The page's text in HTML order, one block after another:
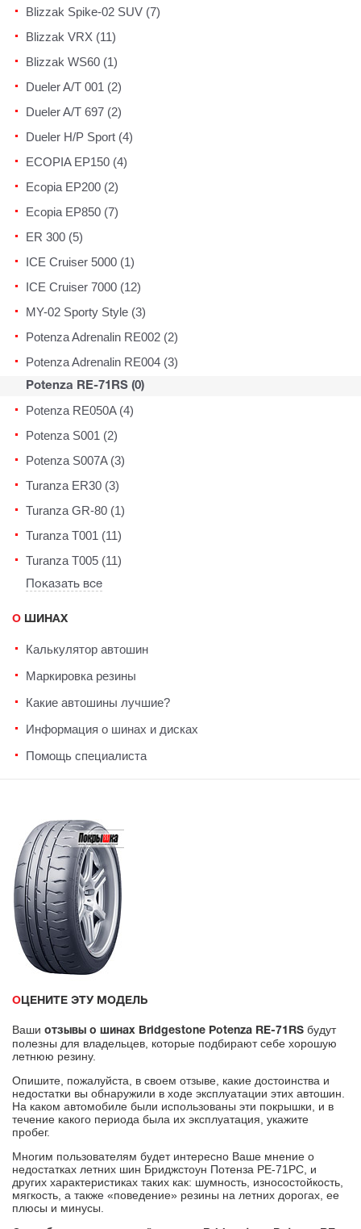
Blizzak Spike-02 SUV (7)
Blizzak VRX (11)
Blizzak WS60 (1)
Dueler A/T 001 (2)
Dueler A/T 697 (2)
Dueler H/P Sport (4)
ECOPIA EP150 (4)
Ecopia EP200 (2)
Ecopia EP850 (7)
ER 300 (5)
ICE Cruiser 5000 (1)
ICE Cruiser 7000 (12)
MY-02 Sporty Style (3)
Potenza Adrenalin RE002 (2)
Potenza Adrenalin RE004 (3)
Potenza RE-71RS (0)
Potenza RE050A (4)
Potenza S001 (2)
Potenza S007A (3)
Turanza ER30 (3)
Turanza GR-80 (1)
Turanza T001 (11)
Turanza T005 (11)
Показать все
О ШИНАХ
Калькулятор автошин
Маркировка резины
Какие автошины лучшие?
Информация о шинах и дисках
Помощь специалиста
ОЦЕНИТЕ ЭТУ МОДЕЛЬ
Ваши отзывы о шинах Bridgestone Potenza RE-71RS будут
полезны для владельцев, которые подбирают себе хорошую
летнюю резину.
Опишите, пожалуйста, в своем отзыве, какие достоинства и
недостатки вы обнаружили в ходе эксплуатации этих автошин.
На каком автомобиле были использованы эти покрышки, и в
течение какого периода была их эксплуатация, укажите
пробег.
Многим пользователям будет интересно Ваше мнение о
недостатках летних шин Бриджстоун Потенза РЕ-71РС, и
других характеристиках таких как: шумность, износостойкость,
мягкость, а также «поведение» резины на летних дорогах, ее
плюсы и минусы.